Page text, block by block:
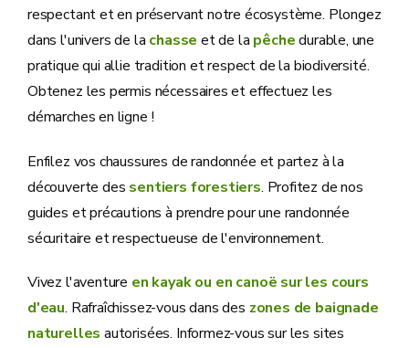
respectant et en préservant notre écosystème. Plongez
dans l'univers de la chasse et de la pêchedurable, une
pratique qui allie tradition et respect de la biodiversité.
Obtenez les permis nécessaires et effectuez les
démarches en ligne !
Enfilez vos chaussures de randonnée et partez à la
découverte des sentiers forestiers. Profitez de nos
guides et précautions à prendre pour une randonnée
sécuritaire et respectueuse de l'environnement.
Vivez l'aventure en kayak ou en canoë sur les cours
d'eau. Rafraîchissez-vous dans des zones de baignade
naturelles autorisées. Informez-vous sur les sites